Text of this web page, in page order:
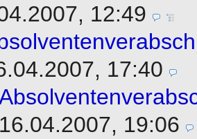
12:49
17:40
16.04.2007, 19:06